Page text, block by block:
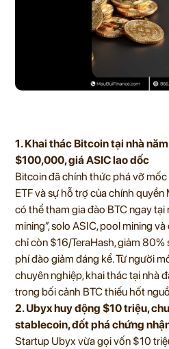
1. Khai thác Bitcoin tại nhà
$100,000, giá ASIC lao dốc
Bitcoin đã chính thức phá vỡ
ETF và sự hỗ trợ của chính quyền
có thể tham gia đào BTC ngay
mining”, solo ASIC, pool mining
chỉ còn $16/TeraHash, giảm
phí đào giảm đáng kể. Từ người
chuyên nghiệp, khai thác tại nhà
trong bối cảnh BTC thiếu hốt
2. Ubyx huy động $10 triệu,
stablecoin, đốt phá chứng
Startup Ubyx vừa gọi vốn $10